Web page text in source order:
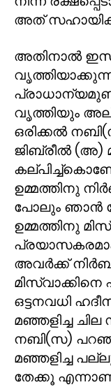
അത്
അതിനാൽ
വൃത്തിയും
ഒരിക്കൽ
ജിബ്രീൽ (അ)
ഉമ്മത്തിനു
പോലും ഞാൻ
ഉമ്മത്തിനു
അവർക്ക്
മിസ്വാക്കിനെ
ഒട്ടനവധി
മഞ്ഞളിച്ച
നബി(സ)
മഞ്ഞളിച്ച
തേക്കൂ